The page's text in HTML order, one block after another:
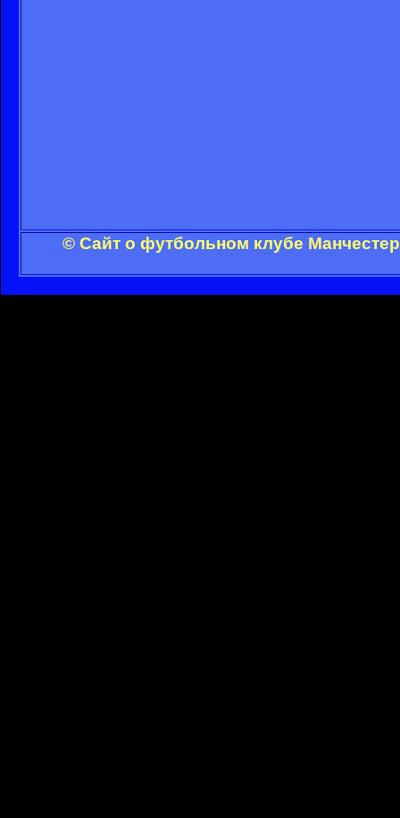
© Сайт о футбольном клубе